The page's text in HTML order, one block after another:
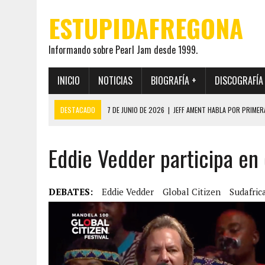
ESTUPIDAFREGONA
Informando sobre Pearl Jam desde 1999.
INICIO NOTICIAS BIOGRAFÍA +
DESTACADO 7 DE JUNIO DE 2026 | JEFF AMENT HABLA POR
19 DE MAYO DE 2026
EL ENCUENTRO ENTRE NEIL YOUNG Y PEARL
12 DE MAYO DE 2026 | PEARL JAM REAPARECEN EN OHANA 2026 EN
28 DE JULIO DE 2026
JEFF AMENT PUBLICA SINCE FOREVER, UN
Eddie Vedder participa
DEBATES: Eddie Vedder Global Citizen